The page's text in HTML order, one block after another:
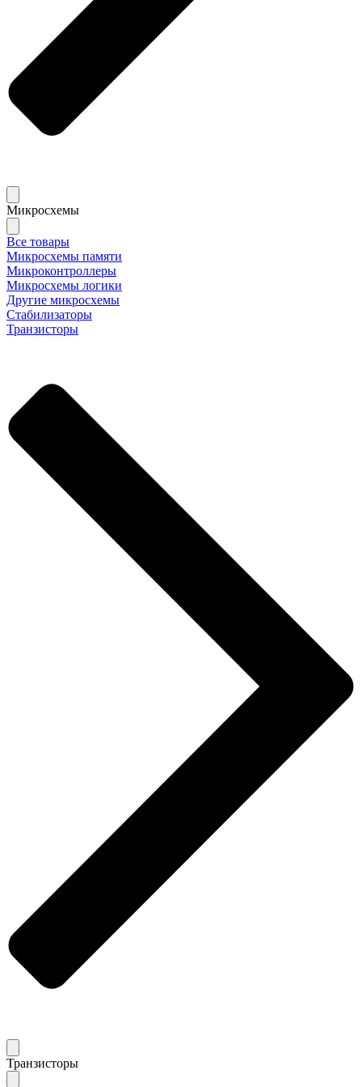
Микросхемы
Все товары
Микросхемы памяти
Микроконтроллеры
Микросхемы логики
Другие микросхемы
Стабилизаторы
Транзисторы
Транзисторы